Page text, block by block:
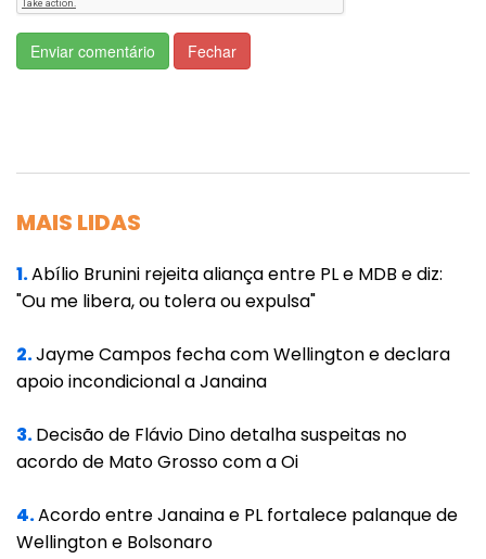
tema para as negociações.
Algumas travas de proteção foram inseridas
no texto na tentativa de blindar os cofres do
Serão compensados apenas os benefícios
fiscais concedidos por prazo certo e sob
de um investimento). O ressarcimento
também só se aplica aos incentivos dados
Além disso, na prática, o fundo financiado
benefícios usufruídos durante apenas quatro
anos, de 2029 a 2032, período em que as
alíquotas do ICMS serão reduzidas
gradualmente.
Enviar comentário Fechar
MAIS LIDAS
1.Abílio Brunini rejeita aliança entre PL e MDB e diz:
"Ou me libera, ou tolera ou expulsa"
2.Jayme Campos fecha com Wellington e declara
apoio incondicional a Janaina
3.Decisão de Flávio Dino detalha suspeitas no
acordo de Mato Grosso com a Oi
4.Acordo entre Janaina e PL fortalece palanque de
Wellington e Bolsonaro